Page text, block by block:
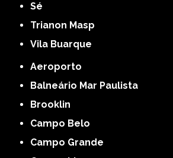
Sé
Trianon Masp
Vila Buarque
Aeroporto
Balneário Mar Paulista
Brooklin
Campo Belo
Campo Grande